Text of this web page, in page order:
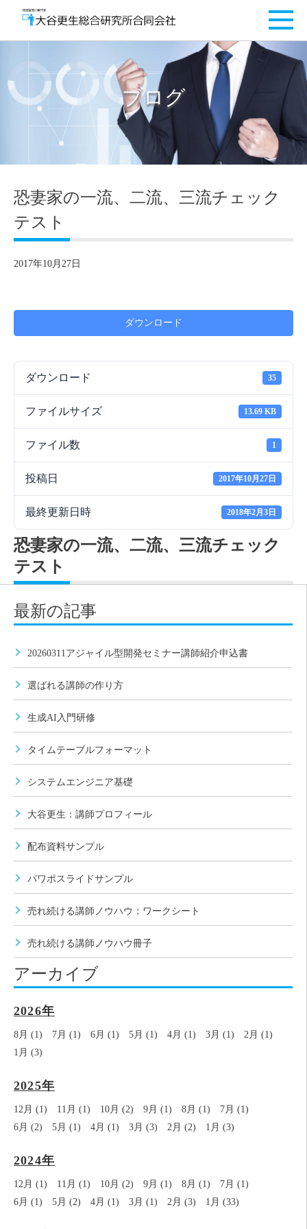
ブログ
最新の記事
20260311アジャイル型開発セミナー講師紹介申込書
選ばれる講師の作り方
生成AI入門研修
タイムテーブルフォーマット
システムエンジニア基礎
大谷更生：講師プロフィール
配布資料サンプル
パワポスライドサンプル
売れ続ける講師ノウハウ：ワークシート
売れ続ける講師ノウハウ冊子
アーカイブ
2026年
8月 (1) 7月 (1) 6月 (1) 5月 (1) 4月 (1) 3月 (1)
2月 (1)
1月 (3)
2025年
12月 (1) 11月 (1) 10月 (2) 9月 (1) 8月 (1)
7月 (1)
6月 (2)
5月 (1) 4月 (1) 3月 (3) 2月 (2) 1月 (3)
2024年
12月 (1) 11月 (1) 10月 (2) 9月 (1) 8月 (1)
7月 (1)
6月 (1)
5月 (2) 4月 (1) 3月 (1) 2月 (3) 1月 (33)
恐妻家の一流、二流、三流チェック
テスト
2017年10月27日
ダウンロード
ダウンロード 35
ファイルサイズ 13.69 KB
ファイル数 1
投稿日 2017年10月27日
最終更新日時 2018年2月3日
恐妻家の一流、二流、三流チェック
テスト